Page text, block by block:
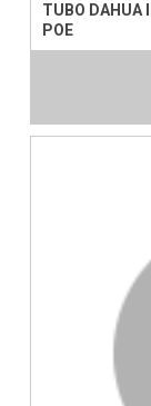
TUBO DAHUA
POE